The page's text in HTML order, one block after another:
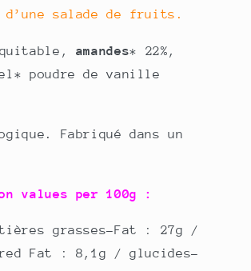
d’une salade de fruits.
amandes* 22%,
poudre de vanille
Fabriqué dans un
values per 100g :
grasses-Fat : 27g /
Fat : 8,1g / glucides-